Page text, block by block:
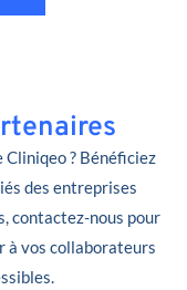
? Bénéficiez
des entreprises
contactez-nous pour
vos collaborateurs